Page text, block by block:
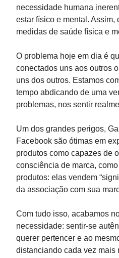
necessidade humana
estar físico e mental.
medidas de saúde física e
O problema hoje em dia é
conectados uns aos outros
uns dos outros. Estamos
tempo abdicando de uma
problemas, nos sentir
Um dos grandes perigos,
Facebook são ótimas em
produtos como capazes de
consciência de marca,
produtos: elas vendem
da associação com sua
Com tudo isso, acabamos
necessidade: sentir-se
querer pertencer e ao
distanciando cada vez mais